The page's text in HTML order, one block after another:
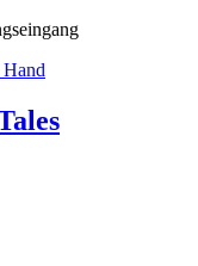
Hand